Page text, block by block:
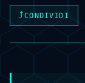
⤴CONDIVIDI